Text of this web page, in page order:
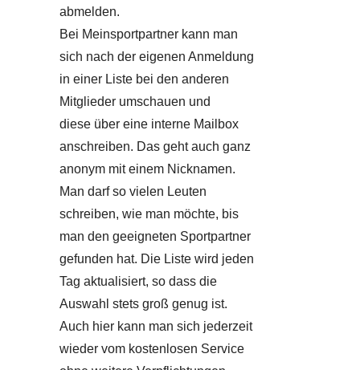
abmelden.
Bei Meinsportpartner kann man
sich nach der eigenen Anmeldung
in einer Liste bei den anderen
Mitglieder umschauen und
diese über eine interne Mailbox
anschreiben. Das geht auch ganz
anonym mit einem Nicknamen.
Man darf so vielen Leuten
schreiben, wie man möchte, bis
man den geeigneten Sportpartner
gefunden hat. Die Liste wird jeden
Tag aktualisiert, so dass die
Auswahl stets groß genug ist.
Auch hier kann man sich jederzeit
wieder vom kostenlosen Service